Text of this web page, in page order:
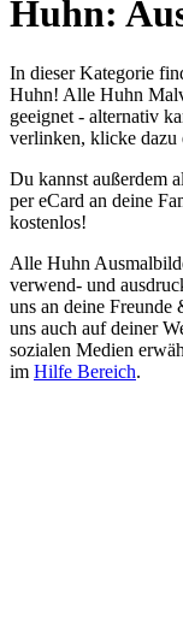
Huhn:
In dieser Kategorie
Huhn! Alle Huhn
geeignet - alternativ
verlinken, klicke dazu
Du kannst außerdem
per eCard an deine
kostenlos!
Alle Huhn
verwend- und
uns an deine Freunde
uns auch auf deiner
sozialen Medien
im Hilfe Bereich.